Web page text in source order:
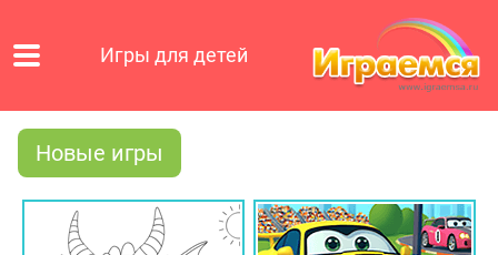
Игры для детей
Новые игры